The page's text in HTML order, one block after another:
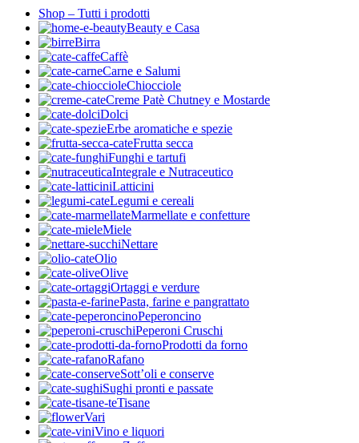
Shop – Tutti i prodotti
Beauty e Casa
Birra
Caffè
Carne e Salumi
Chiocciole
Creme Patè Chutney e Mostarde
Dolci
Erbe aromatiche e spezie
Frutta secca
Funghi e tartufi
Integrale e Nutraceutico
Latticini
Legumi e cereali
Marmellate e confetture
Miele
Nettare
Olio
Olive
Ortaggi e verdure
Pasta, farine e pangrattato
Peperoncino
Peperoni Cruschi
Prodotti da forno
Rafano
Sott’oli e conserve
Sughi pronti e passate
Tisane
Vari
Vino e liquori